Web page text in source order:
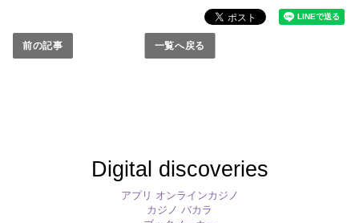
一覧へ戻る
前の記事
Digital discoveries
アプリ オンラインカジノ
カジノ バカラ